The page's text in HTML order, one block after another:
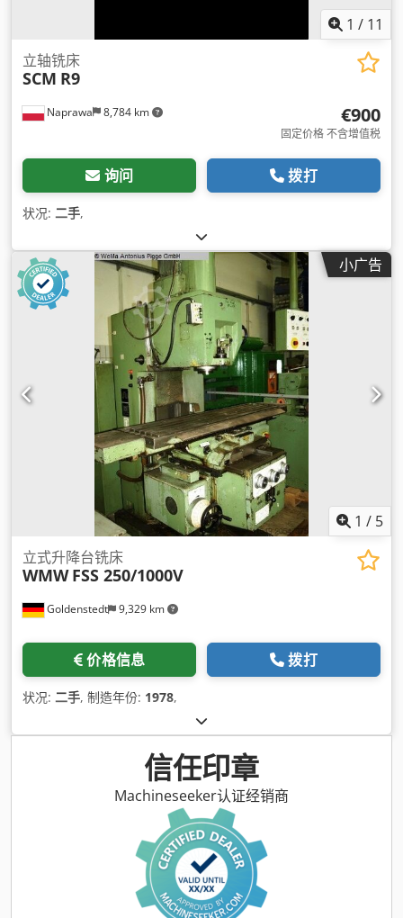
1 / 11
Naprawa 8,784 km
立轴铣床
SCM R9
€900
固定价格 不含增值税
询问 拨打
状况: 二手,
小广告
1 / 5
Goldenstedt 9,329 km
立式升降台铣床
WMW FSS 250/1000V
价格信息 拨打
状况: 二手, 制造年份: 1978,
信任印章
Machineseeker认证经销商